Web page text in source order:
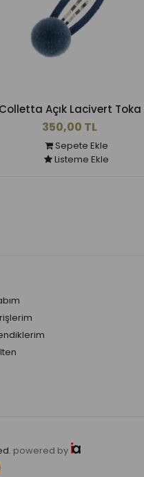
Colletta Açık Lacivert Toka
350,00 TL
Sepete Ekle
Listeme Ekle
powered by